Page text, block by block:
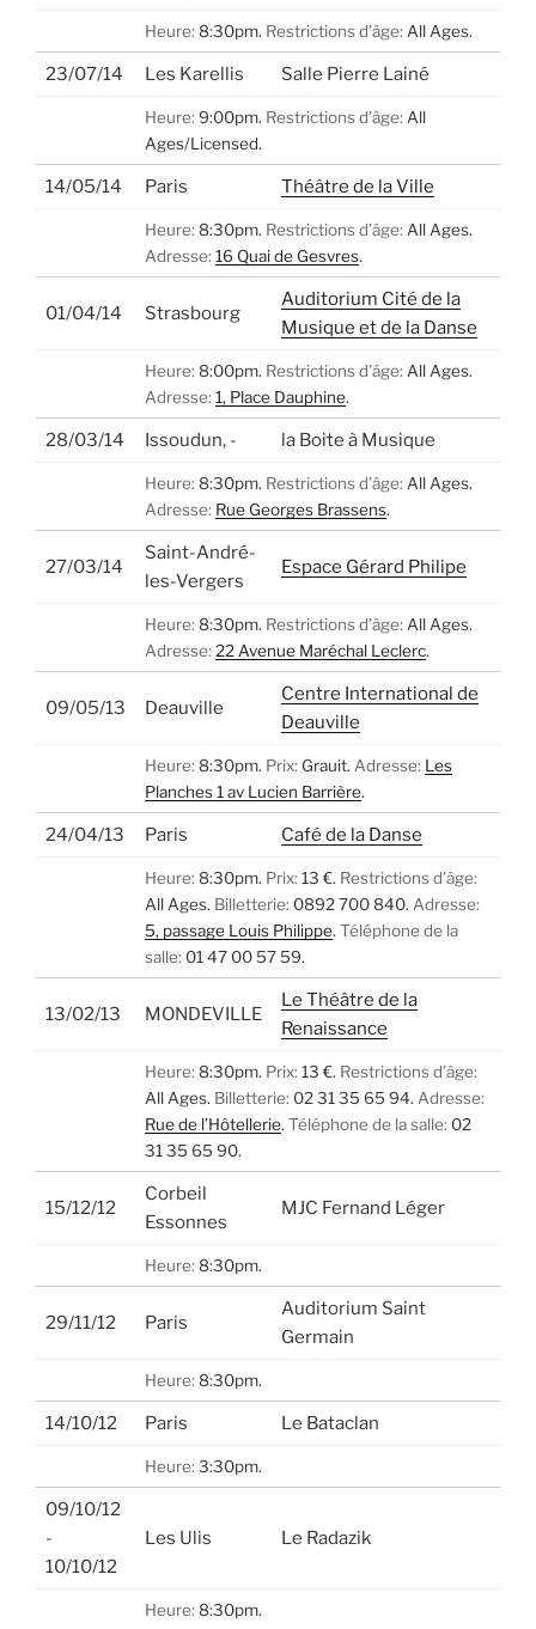
Heure: 8:30pm. Restrictions d’âge: All Ages.
23/07/14 Les Karellis Salle Pierre Lainé
Heure: 9:00pm. Restrictions d’âge: All
Ages/Licensed.
14/05/14 Paris Théâtre de la Ville
Heure: 8:30pm. Restrictions d’âge: All Ages.
Adresse: 16 Quai de Gesvres.
01/04/14 Strasbourg
Auditorium Cité de la
Musique et de la Danse
Heure: 8:00pm. Restrictions d’âge: All Ages.
Adresse: 1, Place Dauphine.
28/03/14 Issoudun, - la Boite à Musique
Heure: 8:30pm. Restrictions d’âge: All Ages.
Adresse: Rue Georges Brassens.
27/03/14
Saint-André-
les-Vergers
Espace Gérard Philipe
Heure: 8:30pm. Restrictions d’âge: All Ages.
Adresse: 22 Avenue Maréchal Leclerc.
09/05/13 Deauville
Centre International de
Deauville
Heure: 8:30pm. Prix: Grauit. Adresse: Les
Planches 1 av Lucien Barrière.
24/04/13 Paris Café de la Danse
Heure: 8:30pm. Prix: 13 €. Restrictions d’âge:
All Ages. Billetterie: 0892 700 840. Adresse:
5, passage Louis Philippe. Téléphone de la
salle: 01 47 00 57 59.
13/02/13 MONDEVILLE
Le Théâtre de la
Renaissance
Heure: 8:30pm. Prix: 13 €. Restrictions d’âge:
All Ages. Billetterie: 02 31 35 65 94. Adresse:
Rue de l’Hôtellerie. Téléphone de la salle: 02
31 35 65 90.
15/12/12
Corbeil
Essonnes
MJC Fernand Léger
Heure: 8:30pm.
29/11/12 Paris
Auditorium Saint
Germain
Heure: 8:30pm.
14/10/12 Paris Le Bataclan
Heure: 3:30pm.
09/10/12
-
10/10/12
Les Ulis Le Radazik
Heure: 8:30pm.